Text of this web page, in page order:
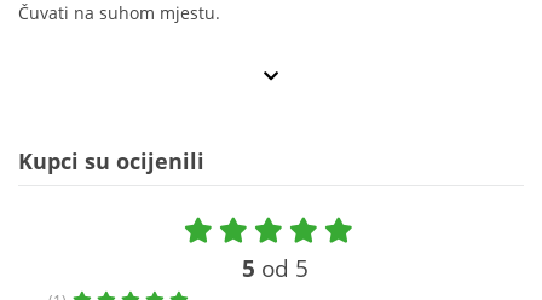
Čuvati na suhom mjestu.
Kupci su ocijenili
5 od 5